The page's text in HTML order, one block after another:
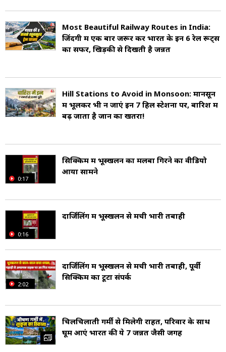
और बाद में इसे ब्रिटिश भारत में शामिल कर लिया गया.
ब्रिटिश शासनकाल में यहां चाय की खेती का प्रयोग शुरू
हजारों मजदूरों को बुलाकर जंगल साफ करवाए गए,
यूरोपीय शैली के कॉटेज बनवाए गए और चाय बागानों की
स्थापना की गई. धीरे-धीरे यह क्षेत्र “दार्जिलिंग टी” के नाम से
विश्वभर में प्रसिद्ध हो गया.
ब्रिटिश काल में ही 19वीं सदी के उत्तरार्ध में यहां दार्जिलिंग
हिमालयन रेलवे (Darjeeling Himalayan
यह एक संकरी रेल लाइन है, जो पहाड़ों के बीच घूमते हुए
चाय के बागानों और सुंदर घाटियों से गुजरती है. आज यह
रेलवे लाइन यूनेस्को की विश्व धरोहर सूची में शामिल है
और दार्जिलिंग का प्रमुख आकर्षण मानी जाती है.
2011 की जनगणना के अनुसार, दार्जिलिंग नगर निगम क्षेत्र
की आबादी लगभग 1,18,805 थी. इसमें 59,187 पुरुष
और 59,618 महिलाएं थीं, यानी लिंगानुपात 1000 पुरुषों
Most Beautiful Railway Routes in India:
जिंदगी में एक बार जरूर करें भारत के इन 6 रेल रूट्स
का सफर, खिड़की से दिखती है जन्नत
Hill Stations to Avoid in Monsoon: मानसून
में भूलकर भी न जाएं इन 7 हिल स्टेशनों पर, बारिश में
बढ़ जाता है जान का खतरा!
0:17
सिक्किम में भूस्खलन का मलबा गिरने का वीडियो
आया सामने
0:16
दार्जिलिंग में भूस्खलन से मची भारी तबाही
2:02
दार्जिलिंग में भूस्खलन से मची भारी तबाही, पूर्वी
सिक्किम का टूटा संपर्क
चिलचिलाती गर्मी से मिलेगी राहत, परिवार के साथ
घूम आएं भारत की ये 7 जन्नत जैसी जगहें